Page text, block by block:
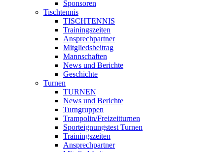
Sponsoren
Tischtennis
TISCHTENNIS
Trainingszeiten
Ansprechpartner
Mitgliedsbeitrag
Mannschaften
News und Berichte
Geschichte
Turnen
TURNEN
News und Berichte
Turngruppen
Trampolin/Freizeitturnen
Sporteignungstest Turnen
Trainingszeiten
Ansprechpartner